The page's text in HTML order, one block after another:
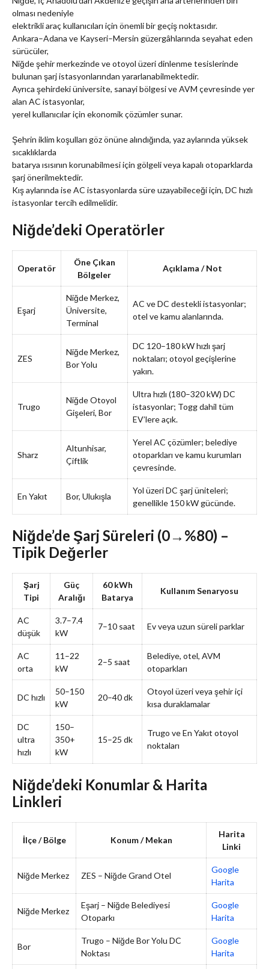
olması nedeniyle
elektrikli araç kullanıcıları için önemli bir geçiş noktasıdır.
Ankara–Adana ve Kayseri–Mersin güzergâhlarında seyahat eden
sürücüler,
Niğde şehir merkezinde ve otoyol üzeri dinlenme tesislerinde
bulunan şarj istasyonlarından yararlanabilmektedir.
Ayrıca şehirdeki üniversite, sanayi bölgesi ve AVM çevresinde yer
alan AC istasyonlar,
yerel kullanıcılar için ekonomik çözümler sunar.
Şehrin iklim koşulları göz önüne alındığında, yaz aylarında yüksek
sıcaklıklarda
batarya ısısının korunabilmesi için gölgeli veya kapalı otoparklarda
şarj önerilmektedir.
Kış aylarında ise AC istasyonlarda süre uzayabileceği için, DC hızlı
istasyonlar tercih edilmelidir.
Niğde’deki Operatörler
Operatör
Öne Çıkan
Bölgeler
Açıklama / Not
Eşarj
Niğde Merkez,
Üniversite,
Terminal
AC ve DC destekli istasyonlar;
otel ve kamu alanlarında.
ZES
Niğde Merkez,
Bor Yolu
DC 120–180 kW hızlı şarj
noktaları; otoyol geçişlerine
yakın.
Trugo
Niğde Otoyol
Gişeleri, Bor
Ultra hızlı (180–320 kW) DC
istasyonlar; Togg dahil tüm
EV’lere açık.
Sharz
Altunhisar,
Çiftlik
Yerel AC çözümler; belediye
otoparkları ve kamu kurumları
çevresinde.
En Yakıt Bor, Ulukışla
Yol üzeri DC şarj üniteleri;
genellikle 150 kW gücünde.
Niğde’de Şarj Süreleri (0→%80) –
Tipik Değerler
Şarj
Tipi
Güç
Aralığı
60 kWh
Batarya
Kullanım Senaryosu
AC
düşük
3.7–7.4
kW
7–10 saat Ev veya uzun süreli parklar
AC
orta
11–22
kW
2–5 saat
Belediye, otel, AVM
otoparkları
DC hızlı
50–150
kW
20–40 dk
Otoyol üzeri veya şehir içi
kısa duraklamalar
DC
ultra
hızlı
150–
350+
kW
15–25 dk
Trugo ve En Yakıt otoyol
noktaları
Niğde’deki Konumlar & Harita
Linkleri
İlçe / Bölge Konum / Mekan
Harita
Linki
Niğde Merkez ZES – Niğde Grand Otel
Google
Harita
Niğde Merkez
Eşarj – Niğde Belediyesi
Otoparkı
Google
Harita
Bor
Trugo – Niğde Bor Yolu DC
Noktası
Google
Harita